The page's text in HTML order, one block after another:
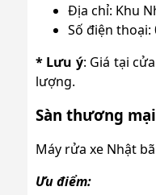
Địa chỉ: Khu
Số điện thoại:
* Lưu ý: Giá tại
lượng.
Sàn thương
Máy rửa xe Nhật
Ưu điểm: